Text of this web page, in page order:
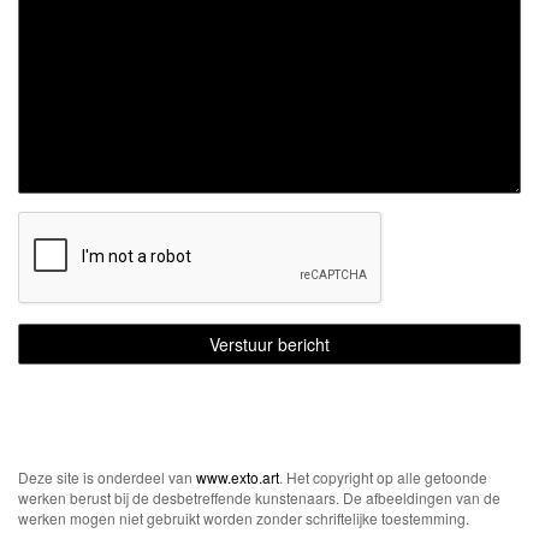
Deze site is onderdeel van www.exto.art. Het copyright op alle getoonde
werken berust bij de desbetreffende kunstenaars. De afbeeldingen van de
werken mogen niet gebruikt worden zonder schriftelijke toestemming.